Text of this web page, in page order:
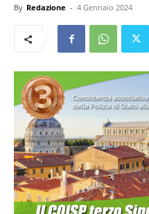
By Redazione - 4 Gennaio 2024